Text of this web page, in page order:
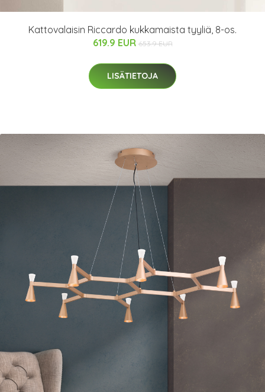
Kattovalaisin Riccardo kukkamaista tyyliä, 8-os.
619.9 EUR 653.9 EUR
LISÄTIETOJA